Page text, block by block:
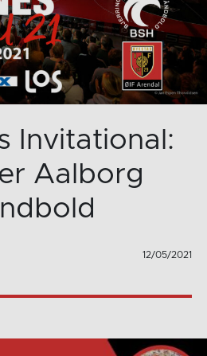
Invitational:
Aalborg
12/05/2021